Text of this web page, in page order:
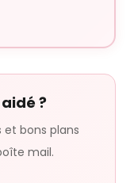
?
et bons plans
mail.